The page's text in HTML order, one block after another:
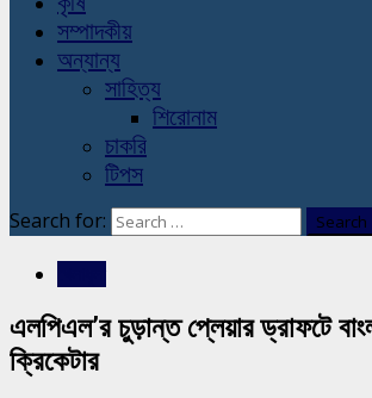
সম্পাদকীয়
অন্যান্য
সাহিত্য
শিরোনাম
চাকরি
টিপস
Search for:
এলপিএল’র চুড়ান্ত প্লেয়ার ড্রাফটে
ক্রিকেটার